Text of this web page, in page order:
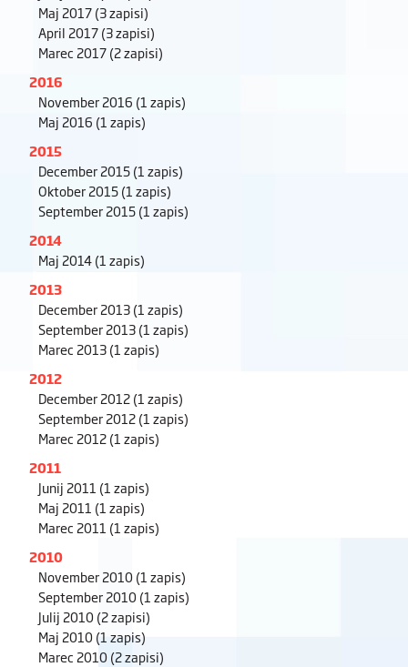
Maj 2017(3 zapisi)
April 2017(3 zapisi)
Marec 2017(2 zapisi)
2016
November 2016 (1 zapis)
Maj 2016 (1 zapis)
2015
December 2015(1 zapis)
Oktober 2015(1 zapis)
September 2015(1 zapis)
2014
Maj 2014(1 zapis)
2013
December 2013(1 zapis)
September 2013(1 zapis)
Marec 2013(1 zapis)
2012
December 2012(1 zapis)
September 2012(1 zapis)
Marec 2012(1 zapis)
2011
Junij 2011 (1 zapis)
Maj 2011 (1 zapis)
Marec 2011 (1 zapis)
2010
November 2010(1 zapis)
September 2010(1 zapis)
Julij 2010(2 zapisi)
Maj 2010(1 zapis)
Marec 2010(2 zapisi)